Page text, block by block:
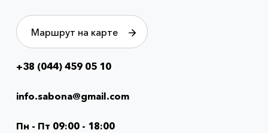
Маршрут на карте
+38 (044) 459 05 10
info.sabona@gmail.com
Пн - Пт 09:00 - 18:00
menu